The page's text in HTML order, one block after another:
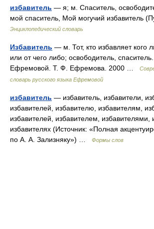
избавитель — я; м. Спаситель,
мой спаситель, Мой могучий избавитель
Энциклопедический словарь
Избавитель — м. Тот, кто избавляет кого
или от чего либо; освободитель,
Ефремовой. Т. Ф. Ефремова. 2000 …
словарь русского языка Ефремовой
избавитель — избавитель, избавители,
избавителей, избавителю, избавителям,
избавителей, избавителем, избавителями,
избавителях (Источник: «Полная
по А. А. Зализняку») …
Формы слов